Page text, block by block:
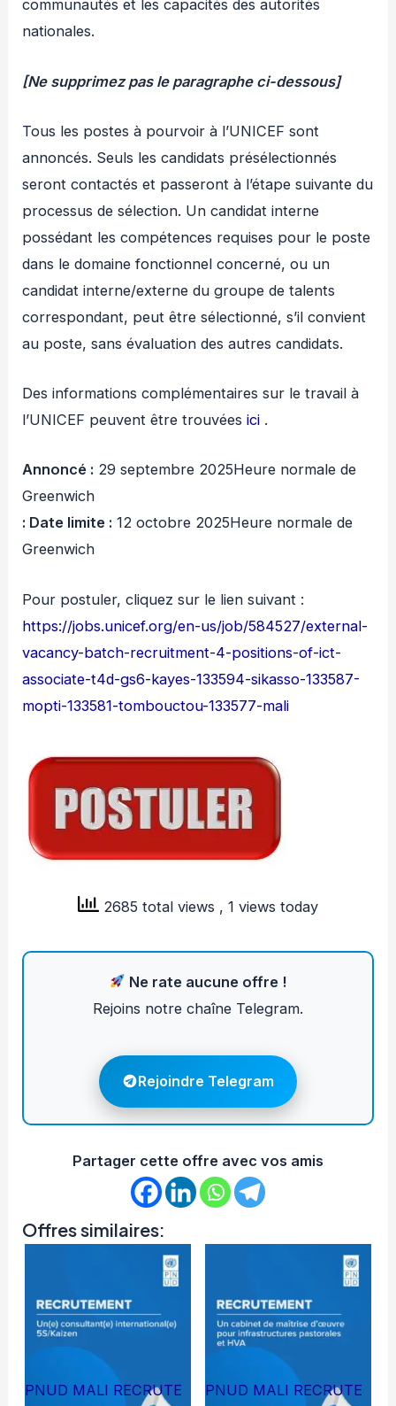
communautés et les capacités des autorités
nationales.
[Ne supprimez pas le paragraphe ci-dessous]
Tous les postes à pourvoir à l’UNICEF sont
annoncés. Seuls les candidats présélectionnés
seront contactés et passeront à l’étape suivante du
processus de sélection. Un candidat interne
possédant les compétences requises pour le poste
dans le domaine fonctionnel concerné, ou un
candidat interne/externe du groupe de talents
correspondant, peut être sélectionné, s’il convient
au poste, sans évaluation des autres candidats.
Des informations complémentaires sur le travail à
l’UNICEF peuvent être trouvéesici .
Annoncé : 29 septembre 2025Heure normale de
Greenwich
: Date limite : 12 octobre 2025Heure normale de
Greenwich
Pour postuler, cliquez sur le lien suivant :
https://jobs.unicef.org/en-us/job/584527/external-
vacancy-batch-recruitment-4-positions-of-ict-
associate-t4d-gs6-kayes-133594-sikasso-133587-
mopti-133581-tombouctou-133577-mali
2685 total views , 1 views today
Ne rate aucune offre !
Rejoins notre chaîne Telegram.
Rejoindre Telegram
Partager cette offre avec vos amis
Offres similaires:
PNUD MALI RECRUTE
PNUD MALI RECRUTE